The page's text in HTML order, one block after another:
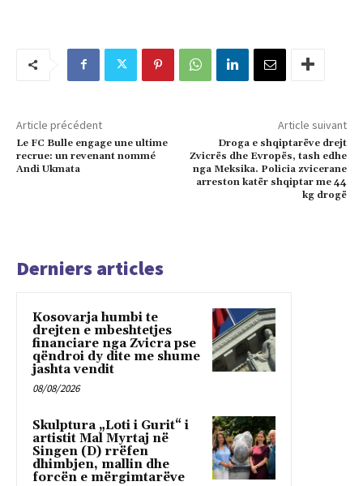
Article précédent
Le FC Bulle engage une ultime
recrue: un revenant nommé
Andi Ukmata
Article suivant
Droga e shqiptarëve drejt
Zvicrës dhe Evropës, tash edhe
nga Meksika. Policia zvicerane
arreston katër shqiptar me 44
kg drogë
Derniers articles
Kosovarja humbi te
drejten e mbeshtetjes
financiare nga Zvicra pse
qëndroi dy dite me shume
jashta vendit
08/08/2026
Skulptura „Loti i Gurit“ i
artistit Mal Myrtaj në
Singen (D) rrëfen
dhimbjen, mallin dhe
forcën e mërgimtarëve